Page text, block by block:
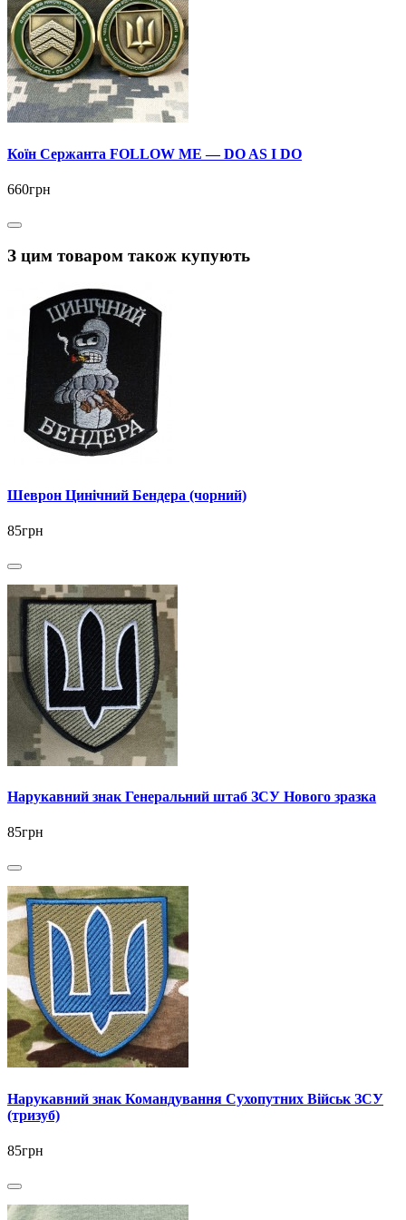
Коїн Сержанта FOLLOW ME — DO AS I DO
660грн
З цим товаром також купують
Шеврон Цинічний Бендера (чорний)
85грн
Нарукавний знак Генеральний штаб ЗСУ Нового зразка
85грн
Нарукавний знак Командування Сухопутних Військ ЗСУ
(тризуб)
85грн